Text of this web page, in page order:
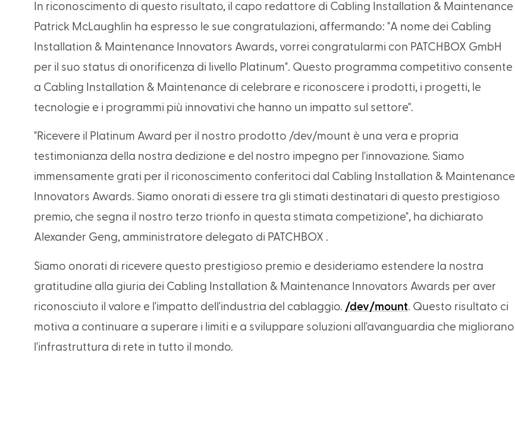
In riconoscimento di questo risultato, il capo redattore di Cabling Installation & Maintenance
Patrick McLaughlin ha espresso le sue congratulazioni, affermando: "A nome dei Cabling
Installation & Maintenance Innovators Awards, vorrei congratularmi con PATCHBOX GmbH
per il suo status di onorificenza di livello Platinum". Questo programma competitivo consente
a Cabling Installation & Maintenance di celebrare e riconoscere i prodotti, i progetti, le
tecnologie e i programmi più innovativi che hanno un impatto sul settore".
"Ricevere il Platinum Award per il nostro prodotto /dev/mount è una vera e propria
testimonianza della nostra dedizione e del nostro impegno per l'innovazione. Siamo
immensamente grati per il riconoscimento conferitoci dal Cabling Installation & Maintenance
Innovators Awards. Siamo onorati di essere tra gli stimati destinatari di questo prestigioso
premio, che segna il nostro terzo trionfo in questa stimata competizione", ha dichiarato
Alexander Geng, amministratore delegato di PATCHBOX .
Siamo onorati di ricevere questo prestigioso premio e desideriamo estendere la nostra
gratitudine alla giuria dei Cabling Installation & Maintenance Innovators Awards per aver
riconosciuto il valore e l'impatto dell'industria del cablaggio. /dev/mount. Questo risultato ci
motiva a continuare a superare i limiti e a sviluppare soluzioni all'avanguardia che migliorano
l'infrastruttura di rete in tutto il mondo.